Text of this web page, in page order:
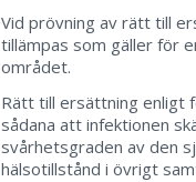
Vid prövning av rätt till
tillämpas som gäller för
området.
Rätt till ersättning enligt
sådana att infektionen
svårhetsgraden av den
hälsotillstånd i övrigt